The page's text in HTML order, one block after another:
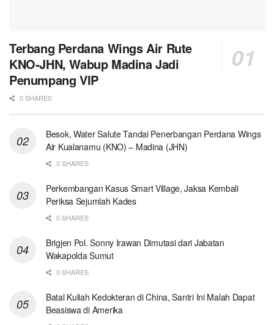
Terbang Perdana Wings Air Rute
KNO-JHN, Wabup Madina Jadi
Penumpang VIP
0 SHARES
Besok, Water Salute Tandai Penerbangan Perdana Wings
Air Kualanamu (KNO) – Madina (JHN)
0 SHARES
Perkembangan Kasus Smart Village, Jaksa Kembali
Periksa Sejumlah Kades
0 SHARES
Brigjen Pol. Sonny Irawan Dimutasi dari Jabatan
Wakapolda Sumut
0 SHARES
Batal Kuliah Kedokteran di China, Santri Ini Malah Dapat
Beasiswa di Amerika